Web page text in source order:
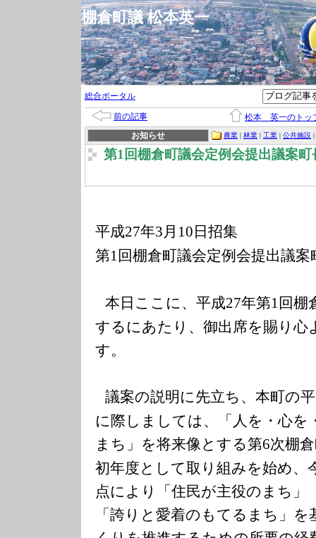
棚倉町議 松本英一
総合ポータル
前の記事
松本 英一のトッ
お知らせ
農業 | 林業 | 工業 | 公共施設 |
第1回棚倉町議会定例会提出議案
平成27年3 月 10日招集
第1 回棚倉町議会定例会提出議
本日ここに、平成27年第1 回棚
するにあたり、御出席を賜り心
す。
議案の説明に先立ち、本町の
に際しましては、「人を・心
まち」を将来像とする第6次棚
初年度として取り組みを始め、
点により「住民が主役のまち」
「誇りと愛着のもてるまち」